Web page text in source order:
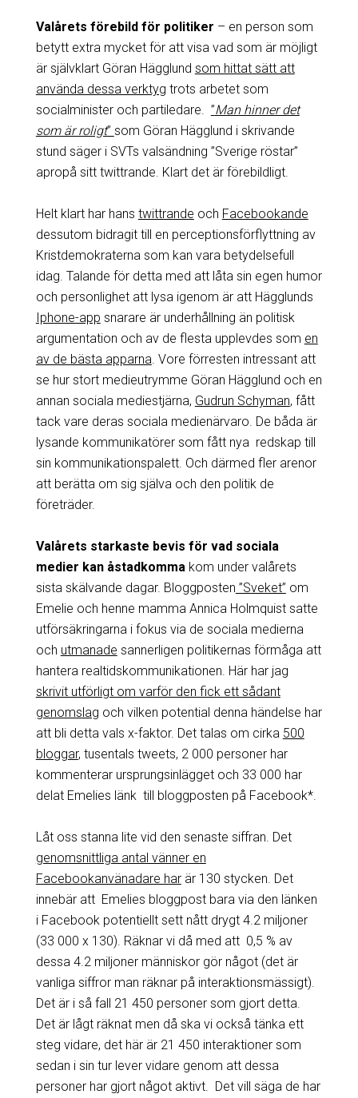
Valårets förebild för politiker – en person som
betytt extra mycket för att visa vad som är möjligt
är självklart Göran Hägglund som hittat sätt att
använda dessa verktyg trots arbetet som
socialminister och partiledare. ”Man hinner det
som är roligt” som Göran Hägglund i skrivande
stund säger i SVTs valsändning ”Sverige röstar”
apropå sitt twittrande. Klart det är förebildligt.
Helt klart har hans twittrande och Facebookande
dessutom bidragit till en perceptionsförflyttning av
Kristdemokraterna som kan vara betydelsefull
idag. Talande för detta med att låta sin egen humor
och personlighet att lysa igenom är att Hägglunds
Iphone-app snarare är underhållning än politisk
argumentation och av de flesta upplevdes som en
av de bästa apparna . Vore förresten intressant att
se hur stort medieutrymme Göran Hägglund och en
annan sociala mediestjärna, Gudrun Schyman, fått
tack vare deras sociala medienärvaro. De båda är
lysande kommunikatörer som fått nya redskap till
sin kommunikationspalett. Och därmed fler arenor
att berätta om sig själva och den politik de
företräder.
Valårets starkaste bevis för vad sociala
medier kan åstadkomma kom under valårets
sista skälvande dagar. Bloggposten ”Sveket” om
Emelie och henne mamma Annica Holmquist satte
utförsäkringarna i fokus via de sociala medierna
och utmanade sannerligen politikernas förmåga att
hantera realtidskommunikationen. Här har jag
skrivit utförligt om varför den fick ett sådant
genomslag och vilken potential denna händelse har
att bli detta vals x-faktor. Det talas om cirka 500
bloggar, tusentals tweets, 2 000 personer har
kommenterar ursprungsinlägget och 33 000 har
delat Emelies länk till bloggposten på Facebook*.
Låt oss stanna lite vid den senaste siffran. Det
genomsnittliga antal vänner en
Facebookanvänadare harär 130 stycken. Det
innebär att Emelies bloggpost bara via den länken
i Facebook potentiellt sett nått drygt 4.2 miljoner
(33 000 x 130). Räknar vi då med att 0,5 % av
dessa 4.2 miljoner människor gör något (det är
vanliga siffror man räknar på interaktionsmässigt).
Det är i så fall 21 450 personer som gjort detta.
Det är lågt räknat men då ska vi också tänka ett
steg vidare, det här är 21 450 interaktioner som
sedan i sin tur lever vidare genom att dessa
personer har gjort något aktivt. Det vill säga de har